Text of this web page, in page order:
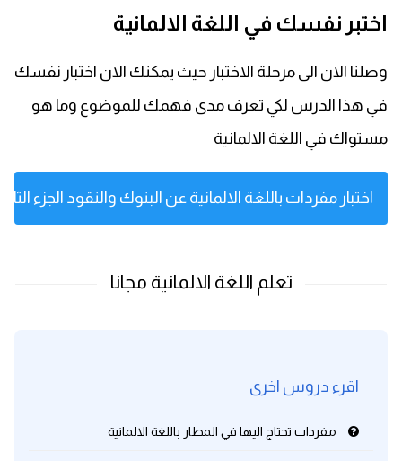
اختبر نفسك في اللغة الالمانية
وصلنا الان الى مرحلة الاختبار حيث يمكنك الان اختبار نفسك
في هذا الدرس لكي تعرف مدى فهمك للموضوع وما هو
مستواك في اللغة الالمانية
اختبار مفردات باللغة الالمانية عن البنوك والنقود الجزء
اقرء دروس اخرى
مفردات تحتاج اليها في المطار باللغة الالمانية